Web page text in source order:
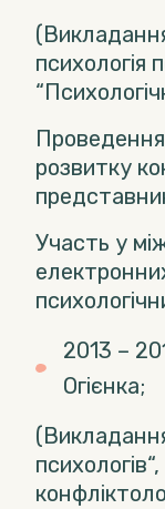
психологія
Проведення
розвитку
Участь у
2013 –
Огієнка;
(Викладання